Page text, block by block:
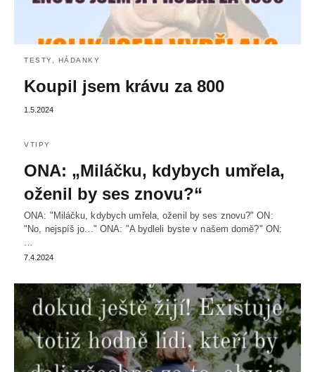
TESTY, HÁDANKY
Koupil jsem krávu za 800
1.5.2024
VTIPY
ONA: „Miláčku, kdybych umřela,
oženil by ses znovu?“
ONA: "Miláčku, kdybych umřela, oženil by ses znovu?" ON:
"No, nejspíš jo..." ONA: "A bydleli byste v našem domě?" ON:
…
7.4.2024